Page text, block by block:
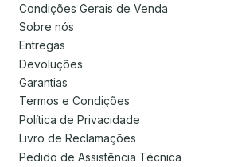
Condições Gerais de Venda
Sobre nós
Entregas
Devoluções
Garantias
Termos e Condições
Política de Privacidade
Livro de Reclamações
Pedido de Assistência Técnica